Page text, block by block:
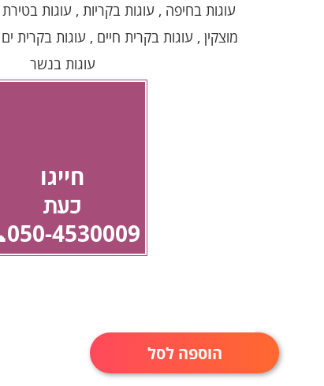
עוגות בחיפה , עוגות בקריות , עוגות
מוצקין , עוגות בקרית חיים , עוגות בקרית
עוגות בנשר
חייגו
כעת
050-4530009📞
הוספה לסל